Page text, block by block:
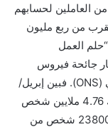
من العاملين لحسابهم
من ربع مليون
العمل
جائحة فيروس
كورونا. وفقًا لمكتب الإحصاء الوطني البريطاني (ONS). فبين إبريل/
نيسان ويونيو/حزيران من عام 2020، كان هناك 4.76 ملايين شخص
يعملون لحسابهم الخاص. وهو رقم أقل بنحو 238000 شخص من